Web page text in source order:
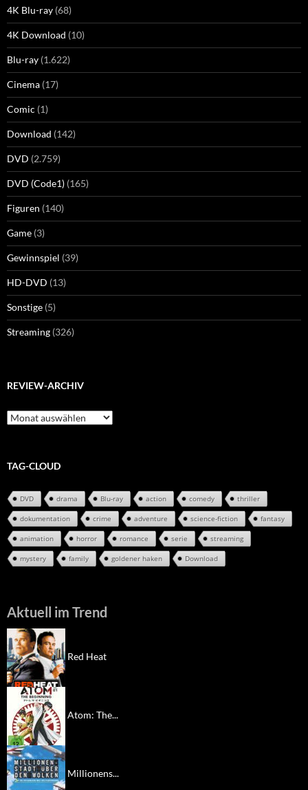
4K Blu-ray (68)
4K Download (10)
Blu-ray (1.622)
Cinema (17)
Comic (1)
Download (142)
DVD (2.759)
DVD (Code1) (165)
Figuren (140)
Game (3)
Gewinnspiel (39)
HD-DVD (13)
Sonstige (5)
Streaming (326)
REVIEW-ARCHIV
Review-
Archiv
TAG-CLOUD
DVD drama Blu-ray action comedy thriller
dokumentation crime adventure science-fiction fantasy
animation horror romance serie streaming
mystery family goldener haken Download
Aktuell im Trend
Red Heat
Atom: The...
Millionens...